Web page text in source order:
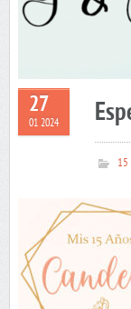
27
01 2024
15